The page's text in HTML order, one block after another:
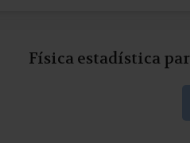
Física estadística